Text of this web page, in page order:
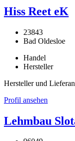
Hiss Reet eK
23843
Bad Oldesloe
Handel
Hersteller
Hersteller und
Profil ansehen
Lehmbau